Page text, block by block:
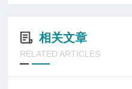
相关文章
RELATED ARTICLES